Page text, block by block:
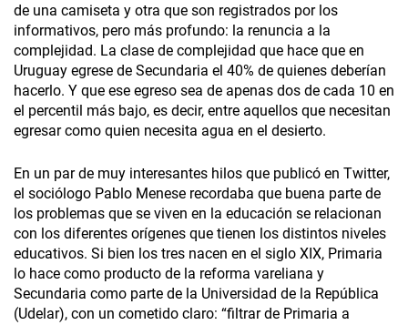
de una camiseta y otra que son registrados por los
informativos, pero más profundo: la renuncia a la
complejidad. La clase de complejidad que hace que en
Uruguay egrese de Secundaria el 40% de quienes deberían
hacerlo. Y que ese egreso sea de apenas dos de cada 10 en
el percentil más bajo, es decir, entre aquellos que necesitan
egresar como quien necesita agua en el desierto.
En un par de muy interesantes hilos que publicó en Twitter,
el sociólogo Pablo Menese recordaba que buena parte de
los problemas que se viven en la educación se relacionan
con los diferentes orígenes que tienen los distintos niveles
educativos. Si bien los tres nacen en el siglo XIX, Primaria
lo hace como producto de la reforma vareliana y
Secundaria como parte de la Universidad de la República
(Udelar), con un cometido claro: “filtrar de Primaria a